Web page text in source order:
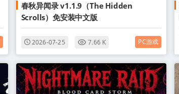
春秋异闻录 v1.1.9（The Hidden
Scrolls）免安装中文版
2026-07-25 7.66 K PC游戏